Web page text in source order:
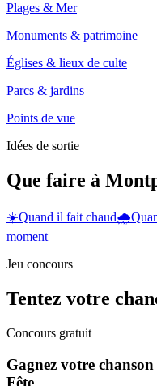
Plages & Mer
Monuments & patrimoine
Églises & lieux de culte
Parcs & jardins
Points de vue
Idées de sortie
Que faire à
☀️Quand il fait chaud🌧️
moment
Jeu concours
Tentez votre
Concours gratuit
Gagnez votre
Fête